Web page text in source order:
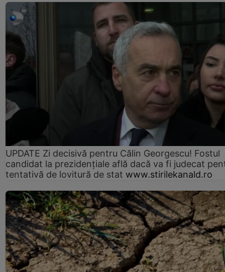
UPDATE Zi decisivă pentru Călin Georgescu! Fostul
candidat la prezidențiale află dacă va fi judecat
tentativă de lovitură de stat www.stirilekanald.ro